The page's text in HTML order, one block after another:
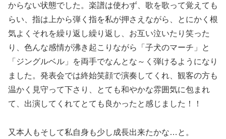
からない状態でした。楽譜は使わず、歌を歌って覚えても
らい、指は上から弾く指を私が押さえながら、とにかく根
気よくそれを繰り返し繰り返し、お互い泣いたり笑った
り、色んな感情が沸き起こりながら「子犬のマーチ」と
「ジングルベル」を両手でなんとな～く弾けるようになり
ました。発表会では終始笑顔で演奏してくれ、観客の方も
温かく見守って下さり、とても和やかな雰囲気に包まれ
て、出演してくれてとても良かったと感じました！！
又本人もそして私自身も少し成長出来たかな…と。